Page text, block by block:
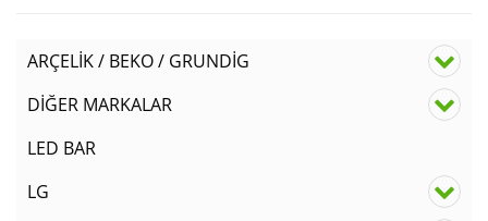
ARÇELİK / BEKO / GRUNDİG
DİĞER MARKALAR
LED BAR
LG